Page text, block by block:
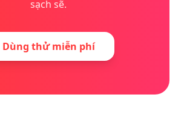
sạch sẽ.
Dùng thử miễn phí